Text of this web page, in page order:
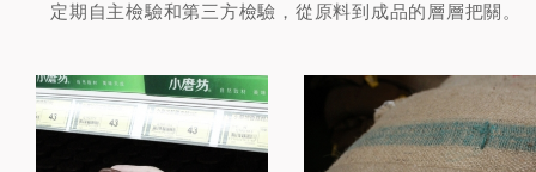
定期自主檢驗和第三方檢驗，從原料到成品的層層把關。